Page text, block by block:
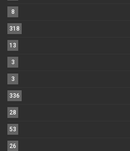
8
318
13
3
3
336
28
53
26